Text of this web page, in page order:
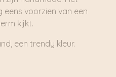
voorzien van een
kijkt.
een trendy kleur.